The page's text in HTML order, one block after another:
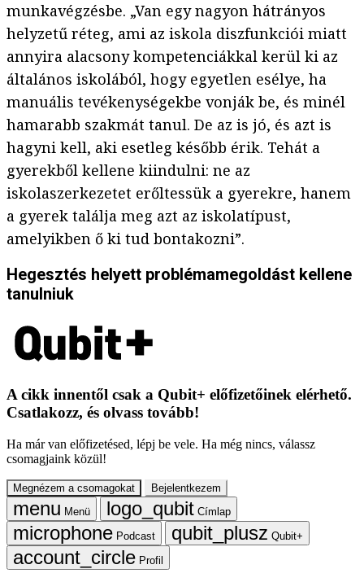
munkavégzésbe. „Van egy nagyon hátrányos
helyzetű réteg, ami az iskola diszfunkciói miatt
annyira alacsony kompetenciákkal kerül ki az
általános iskolából, hogy egyetlen esélye, ha
manuális tevékenységekbe vonják be, és minél
hamarabb szakmát tanul. De az is jó, és azt is
hagyni kell, aki esetleg később érik. Tehát a
gyerekből kellene kiindulni: ne az
iskolaszerkezetet erőltessük a gyerekre, hanem
a gyerek találja meg azt az iskolatípust,
amelyikben ő ki tud bontakozni”.
Hegesztés helyett problémamegoldást kellene
tanulniuk
A cikk innentől csak a Qubit+ előfizetőinek elérhető.
Csatlakozz, és olvass tovább!
Ha már van előfizetésed, lépj be vele. Ha még nincs, válassz
csomagjaink közül!
Megnézem a csomagokat
Bejelentkezem
Menü
Címlap
Podcast
Qubit+
Profil